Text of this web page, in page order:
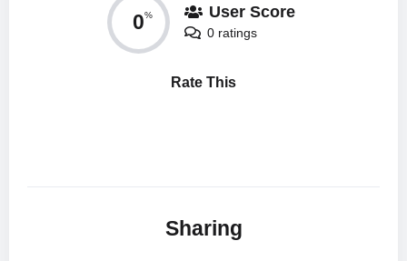
0% User Score
0 ratings
Rate This
Sharing